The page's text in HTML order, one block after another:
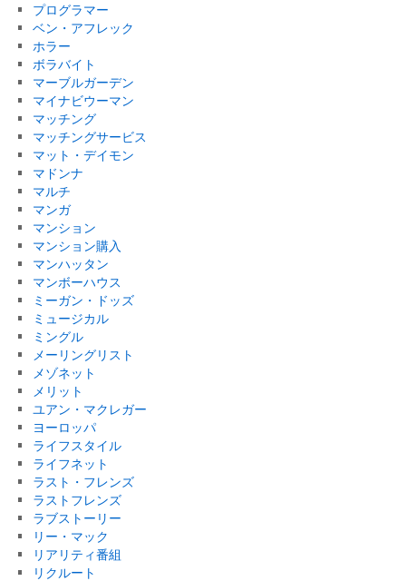
プログラマー
ベン・アフレック
ホラー
ボラバイト
マーブルガーデン
マイナビウーマン
マッチング
マッチングサービス
マット・デイモン
マドンナ
マルチ
マンガ
マンション
マンション購入
マンハッタン
マンボーハウス
ミーガン・ドッズ
ミュージカル
ミングル
メーリングリスト
メゾネット
メリット
ユアン・マクレガー
ヨーロッパ
ライフスタイル
ライフネット
ラスト・フレンズ
ラストフレンズ
ラブストーリー
リー・マック
リアリティ番組
リクルート